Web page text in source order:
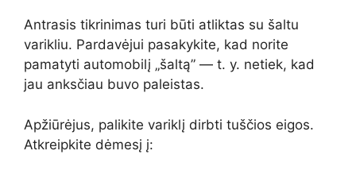
Antrasis tikrinimas turi būti atliktas su šaltu
varikliu. Pardavėjui pasakykite, kad norite
pamatyti automobilį „šaltą” — t. y. netiek, kad
jau anksčiau buvo paleistas.
Apžiūrėjus, palikite variklį dirbti tuščios eigos.
Atkreipkite dėmesį į: